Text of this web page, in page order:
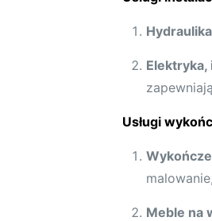
Usługi
Meble na